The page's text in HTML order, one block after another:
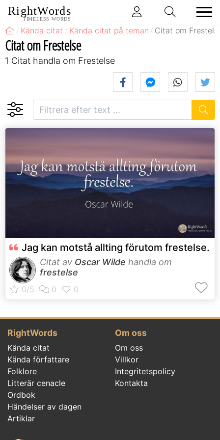
RightWords
TIMELESS WORDS
Kända citat Kända citat på teman Citat om
Citat om Frestelse
1 Citat handla om Frestelse
Jag kan motstå allting förutom frestelse.
Citat av Oscar Wilde handla om
frestelse
RightWords
Kända citat
Kända författare
Folklore
Litterär cenacle
Ordbok
Händelser av dagen
Artiklar
Om oss
Om oss
Villkor
Integritetspolicy
Kontakta